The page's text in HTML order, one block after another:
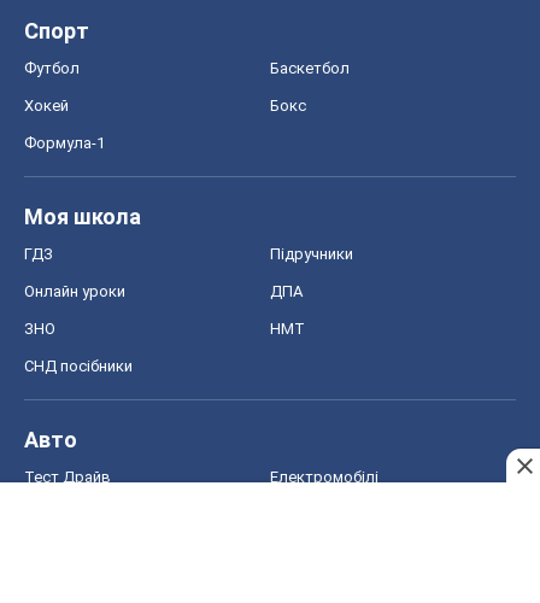
Спорт
Футбол Баскетбол
Хокей Бокс
Формула-1
Моя школа
ГДЗ Підручники
Онлайн уроки ДПА
ЗНО НМТ
СНД посібники
Авто
Тест Драйв Електромобілі